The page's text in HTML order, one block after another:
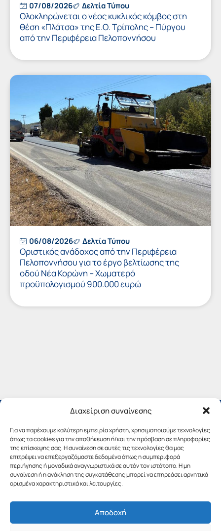
Διαχείριση συναίνεσης
Για να παρέχουμε καλύτερη εμπειρία χρήστη, χρησιμοποιούμε τεχνολογίες
όπως τα cookies για την αποθήκευση ή/και την πρόσβαση σε πληροφορίες
της επίσκεψης σας. Η συναίνεση σε αυτές τις τεχνολογίες θα μας
επιτρέψει να επεξεργαζόμαστε δεδομένα όπως η συμπεριφορά
περιήγησης ή μοναδικά αναγνωριστικά σε αυτόν τον ιστότοπο. Η μη
συναίνεση ή η ανάκληση της συγκατάθεσης μπορεί να επηρεάσει αρνητικά
ορισμένα χαρακτηριστικά και λειτουργίες.
Αποδοχή
07/08/2026 Δελτία Τύπου
Ολοκληρώνεται ο νέος κυκλικός κόμβος στη
θέση «Πλάτσα» της Ε.Ο. Τρίπολης – Πύργου
από την Περιφέρεια Πελοποννήσου
06/08/2026 Δελτία Τύπου
Οριστικός ανάδοχος από την Περιφέρεια
Πελοποννήσου για το έργο βελτίωσης της
οδού Νέα Κορώνη – Χωματερό
προϋπολογισμού 900.000 ευρώ
Copyright © 2019 Περιφέρεια Πελοποννήσου.